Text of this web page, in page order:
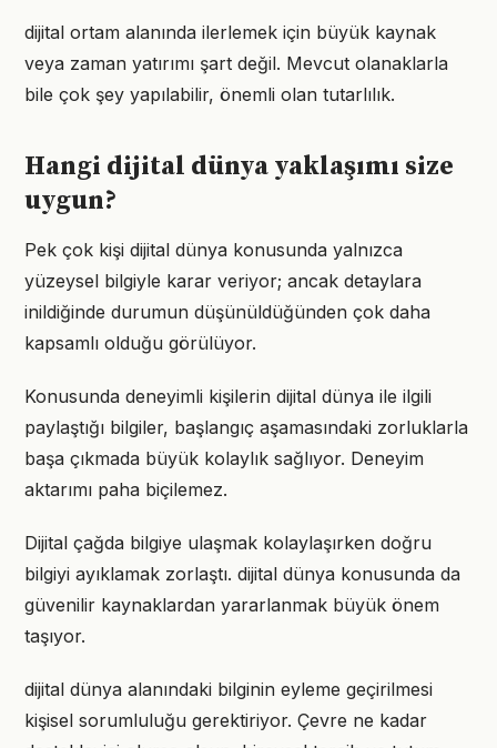
dijital ortam alanında ilerlemek için büyük kaynak
veya zaman yatırımı şart değil. Mevcut olanaklarla
bile çok şey yapılabilir, önemli olan tutarlılık.
Hangi dijital dünya yaklaşımı size
uygun?
Pek çok kişi dijital dünya konusunda yalnızca
yüzeysel bilgiyle karar veriyor; ancak detaylara
inildiğinde durumun düşünüldüğünden çok daha
kapsamlı olduğu görülüyor.
Konusunda deneyimli kişilerin dijital dünya ile ilgili
paylaştığı bilgiler, başlangıç aşamasındaki zorluklarla
başa çıkmada büyük kolaylık sağlıyor. Deneyim
aktarımı paha biçilemez.
Dijital çağda bilgiye ulaşmak kolaylaşırken doğru
bilgiyi ayıklamak zorlaştı. dijital dünya konusunda da
güvenilir kaynaklardan yararlanmak büyük önem
taşıyor.
dijital dünya alanındaki bilginin eyleme geçirilmesi
kişisel sorumluluğu gerektiriyor. Çevre ne kadar